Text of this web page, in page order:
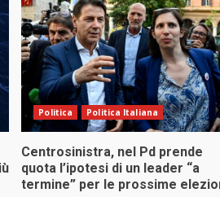
Politica Politica Italiana
Centrosinistra, nel Pd prende
quota l’ipotesi di un leader “a
termine” per le prossime